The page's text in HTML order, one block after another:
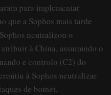
para implementar
que a Sophos mais tarde
neutralizou o
à China, assumindo o
e controlo (C2) do
à Sophos neutralizar
de botnet.